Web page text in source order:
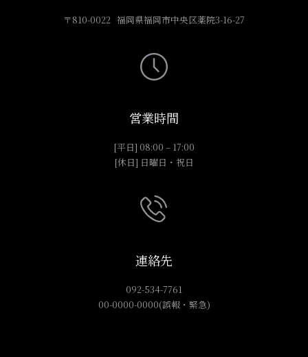
〒810-0022 福岡県福岡市中央区薬院3-16-27
営業時間
[平日] 08:00 – 17:00
[休日] 日曜日・祝日
連絡先
092-534-7761
00-0000-0000(誤報・緊急)